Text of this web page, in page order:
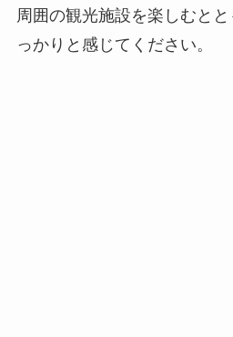
周囲の観光施設を楽しむと
っかりと感じてください。